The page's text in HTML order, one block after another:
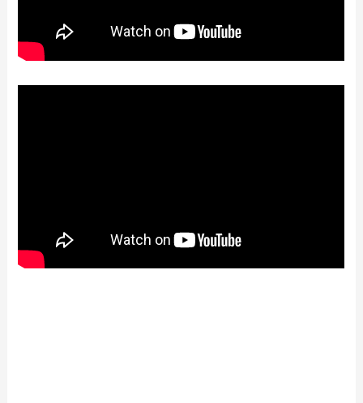
おすすめ商品や予約・注文方法も紹介
イクアウト（お持ち帰り）メニュー一
覧！予約・注文方法やキャンペーン情報
も解説